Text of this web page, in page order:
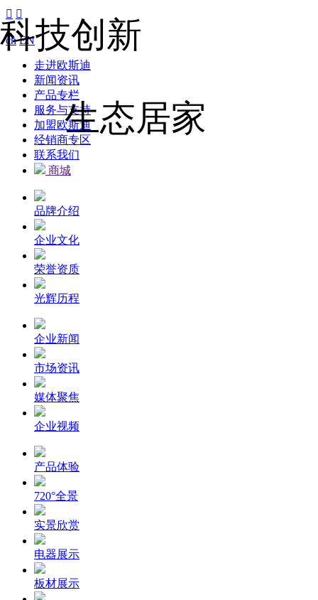
 
cn EN
走进欧斯迪
新闻资讯
产品专栏
服务与支持
加盟欧斯迪
经销商专区
联系我们
商城
品牌介绍
企业文化
荣誉资质
光辉历程
企业新闻
市场资讯
媒体聚焦
企业视频
产品体验
720°全景
实景欣赏
电器展示
板材展示
科技创新
生态居家